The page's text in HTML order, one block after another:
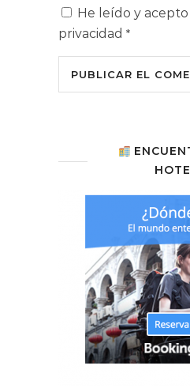
He leído y acepto
privacidad *